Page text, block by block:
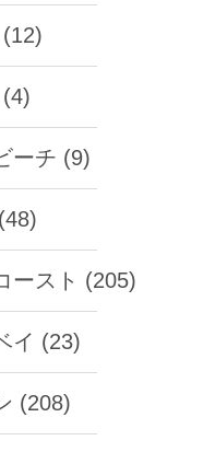
ーチ (9)
ースト (205)
イ (23)
(208)